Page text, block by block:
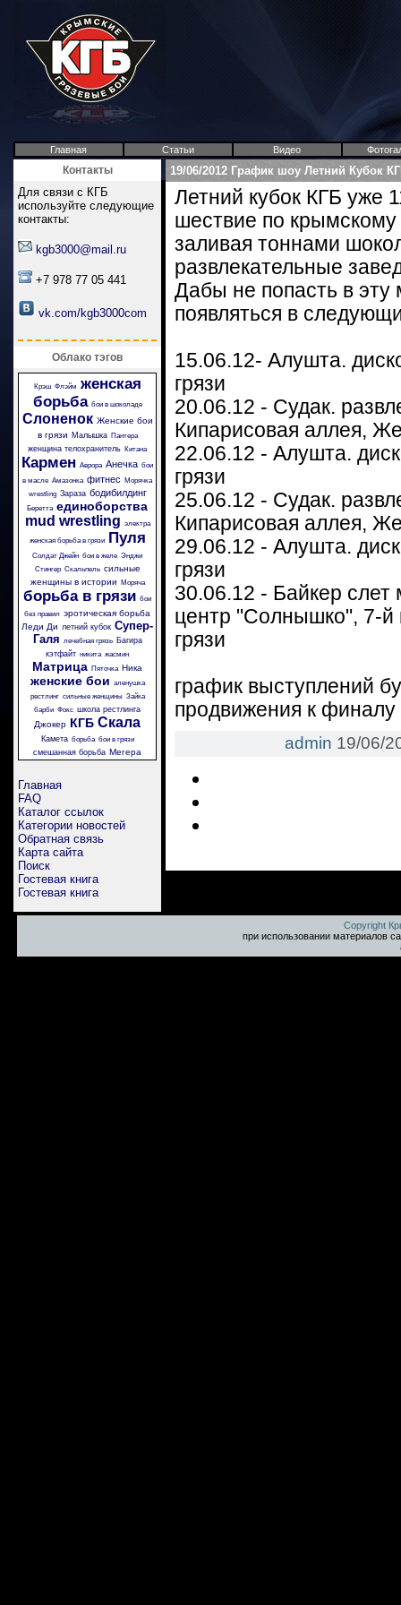
Главная Статьи Видео
Контакты
Для связи с КГБ
используйте следующие
контакты:
kgb3000@mail.ru
+7 978 77 05 441
vk.com/kgb3000com
Облако тэгов
Крэш Флэйм женская
борьба бои в шоколаде
Слоненок Женские бои
в грязи Малышка Пантера
женщина телохранитель Китана
Кармен Аврора Анечка бои
в масле Амазонка фитнес
Морячка
wrestling Зараза бодибилдинг
Беретта единоборства
mud wrestling электра
женская борьба в грязи Пуля
Солдат Джейн бои в желе Энджи
Стингер Скальпель сильные
женщины в истории
Моряча
борьба в грязи бои
без правил эротическая борьба
Леди Ди летний кубок Супер-
Галя лечебная грязь
Багира
кэтфайт никита жасмин
Матрица Пяточка Ника
женские бои аленушка
рестлинг сильные женщины Зайка
барби Фокс школа рестлинга
Джокер КГБ Скала
Камета борьба бои в грязи
смешанная борьба Мегера
Главная
FAQ
Каталог ссылок
Категории новостей
Обратная связь
Карта сайта
Поиск
Гостевая книга
Гостевая книга
19/06/2012 График шоу Летний Кубок
Летний кубок КГБ уже
шествие по
заливая тоннами
развлекательные
Дабы не попасть в эту
появляться в
15.06.12- Алушта.
грязи
20.06.12 - Судак.
Кипарисовая аллея,
22.06.12 - Алушта.
грязи
25.06.12 - Судак.
Кипарисовая аллея,
29.06.12 - Алушта.
грязи
30.06.12 - Байкер слет
центр "Солнышко", 7-й
грязи
график выступлений
продвижения к финалу
admin 19/06/
Copyright
при использовании материалов